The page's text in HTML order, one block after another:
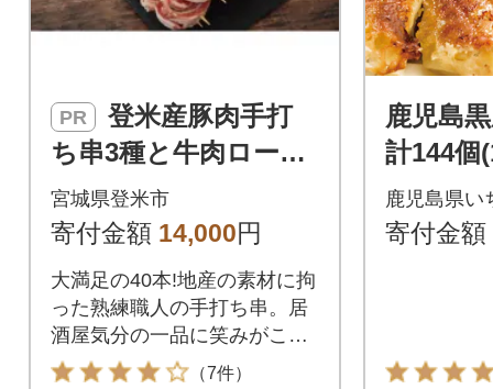
PR
ち串3種と牛肉ロール
串 計40本
宮城県登米市
寄付金額 14,000円
大満足の40本!地産の素材に拘
った熟練職人の手打ち串。居
酒屋気分の一品に笑みがこぼ
れます!
（7件）
鹿児島
計144個
レ付き!
鹿児島県い
寄付金額